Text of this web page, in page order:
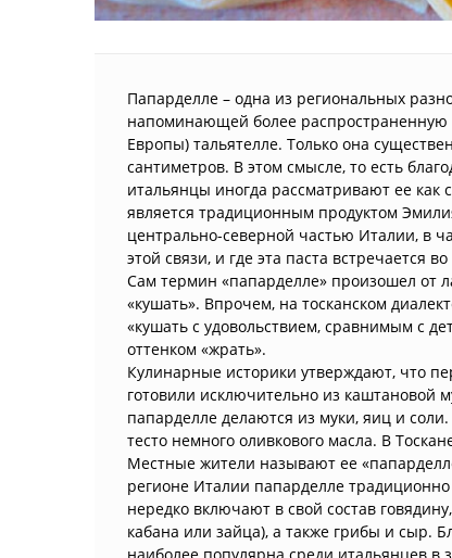
Папарделле – одна из региональных
напоминающей более распространенную
Европы) тальятелле. Только она
сантиметров. В этом смысле, то есть
итальянцы иногда рассматривают ее как
является традиционным продуктом
центрально-северной частью Италии, в
этой связи, и где эта паста встречается
Сам термин «папарделле» произошел от
«кушать». Впрочем, на тосканском
«кушать с удовольствием, сравнимым с
оттенком «жрать».
Кулинарные историки утверждают, что
готовили исключительно из каштановой
папарделле делаются из муки, яиц и
тесто немного оливкового масла. В
Местные жители называют ее
регионе Италии папарделле
нередко включают в свой состав
кабана или зайца), а также грибы и сыр.
наиболее популярна среди итальянцев в